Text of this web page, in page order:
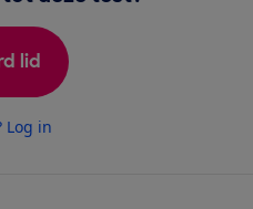
lid
Log in